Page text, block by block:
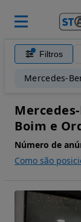
Filtros
Mercedes-
Boim e
Número de
Como são